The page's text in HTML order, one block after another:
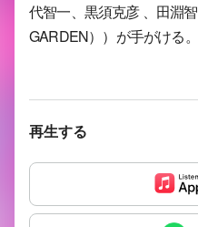
代智一、黒須克彦 、田淵
GARDEN））が手がける。
再生する